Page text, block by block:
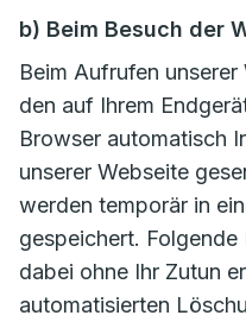
b) Beim Besuch der
Beim Aufrufen
den auf Ihrem
Browser automatisch
unserer Webseite
werden temporär in
gespeichert.
dabei ohne Ihr Zutun
automatisierten